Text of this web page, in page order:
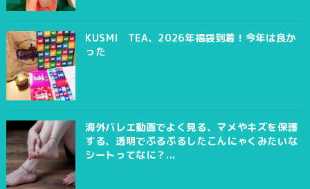
KUSMI TEA、2026年福袋到着！今年は良か
った
海外バレエ動画でよく見る、マメやキズを保護
する、透明でぷるぷるしたこんにゃくみたいな
シートってなに？...